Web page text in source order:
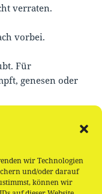
wir Technologien
und/oder darauf
können wir
verraten.
vorbei.
Für
genesen oder
nicht mehr